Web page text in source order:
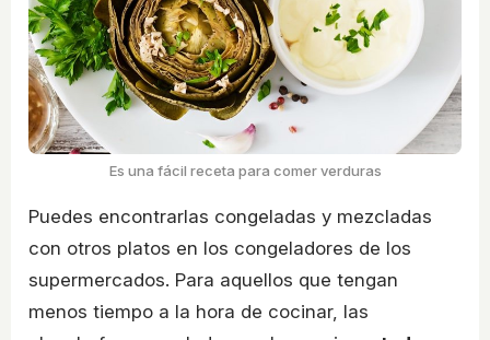
Es una fácil receta para comer verduras
Puedes encontrarlas congeladas y mezcladas
con otros platos en los congeladores de los
supermercados. Para aquellos que tengan
menos tiempo a la hora de cocinar, las